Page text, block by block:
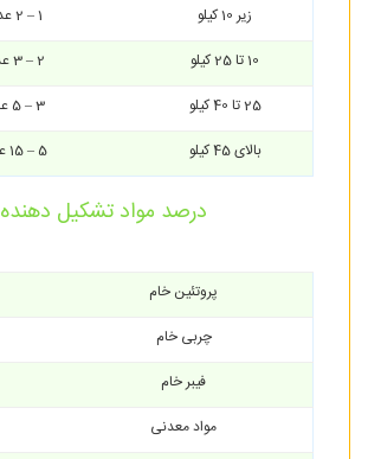
زیر 10 کیلو
1 – 2 عدد
10 تا 25 کیلو
2 – 3 عدد
25 تا 40 کیلو
3 – 5 عدد
بالای 45 کیلو
5 – 15 عدد
درصد مواد تشکیل دهنده
پروتئین خام
چربی خام
فیبر خام
مواد معدنی